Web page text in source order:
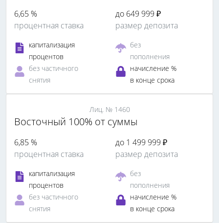
6,65 %
процентная ставка
до 649 999 ₽
размер депозита
капитализация
процентов
без
пополнения
без частичного
снятия
начисление %
в конце срока
Лиц. № 1460
Восточный 100% от суммы
6,85 %
процентная ставка
до 1 499 999 ₽
размер депозита
капитализация
процентов
без
пополнения
без частичного
снятия
начисление %
в конце срока